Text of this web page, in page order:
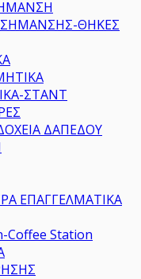
ΣΗΜΑΝΣΗΣ-ΘΗΚΕΣ
ΣΤΑΝΤ
ΔΑΠΕΔΟΥ
ΕΠΑΓΓΕΛΜΑΤΙΚΑ
Coffee Station